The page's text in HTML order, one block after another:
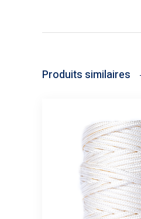
Produits similaires